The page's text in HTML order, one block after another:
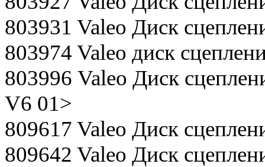
803931 Valeo Диск
803974 Valeo диск
803996 Valeo Диск
V6 01>
809617 Valeo Диск
809642 Valeo Диск